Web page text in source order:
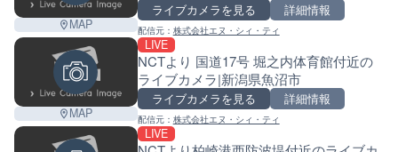
MAP
ライブカメラを見る 詳細情報
配信元： 株式会社エヌ・シィ・ティ
MAP
LIVE
NCTより 国道17号 堀之内体育館付近の
ライブカメラ|新潟県魚沼市
ライブカメラを見る 詳細情報
配信元： 株式会社エヌ・シィ・ティ
LIVE